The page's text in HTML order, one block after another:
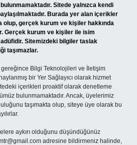
Sitede yalnızca kendi
Burada yer alan içerikler
olup, gerçek kurum ve kişiler hakkında
Gerçek kurum ve kişiler ile isim
Sitemizdeki bilgiler taslak
taşımazlar.
gereğince Bilgi Teknolojileri ve İletişim
bir Yer Sağlayıcı olarak hizmet
içerikleri proaktif olarak denetleme
bulunmamaktadır. Ancak, üyelerimiz
taşımakta olup, siteye üye olarak bu
aykırı olduğunu düşündüğünüz
adresine bildirmeniz halinde,